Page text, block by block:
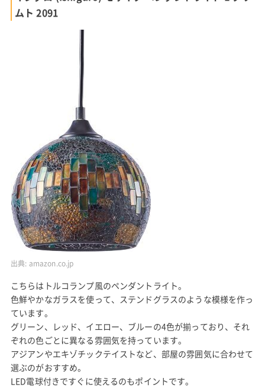
ムト 2091
出典: amazon.co.jp
こちらはトルコランプ風のペンダントライト。
色鮮やかなガラスを使って、ステンドグラスのような模様を作っ
ています。
グリーン、レッド、イエロー、ブルーの4色が揃っており、それ
ぞれの色ごとに異なる雰囲気を持っています。
アジアンやエキゾチックテイストなど、部屋の雰囲気に合わせて
選ぶのがおすすめ。
LED電球付きですぐに使えるのもポイントです。